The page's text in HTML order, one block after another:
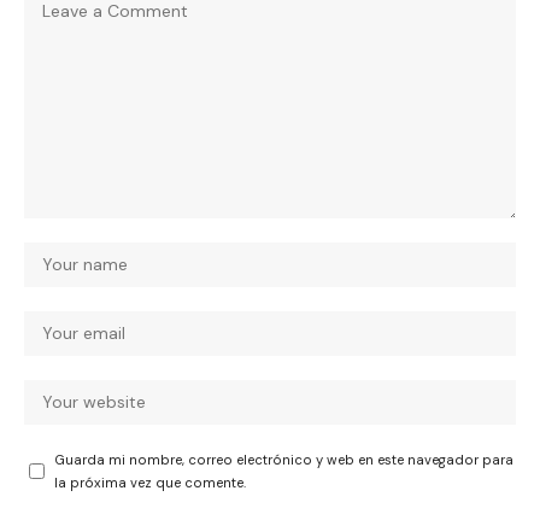
Guarda mi nombre, correo electrónico y web en este navegador para
la próxima vez que comente.